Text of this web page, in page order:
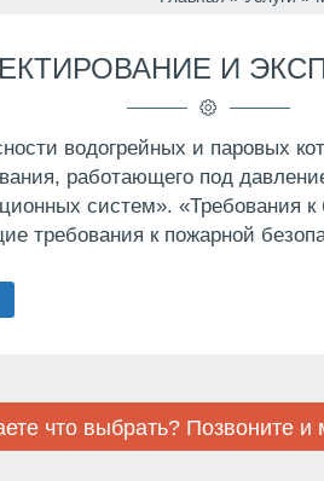
И
водогрейных и паровых
работающего под
систем». «Требования к
требования к пожарной